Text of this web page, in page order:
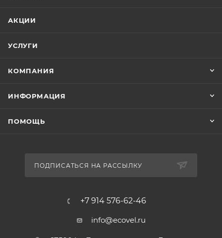
АКЦИИ
УСЛУГИ
КОМПАНИЯ
ИНФОРМАЦИЯ
ПОМОЩЬ
ПОДПИСАТЬСЯ НА РАССЫЛКУ
+7 914 576-62-46
info@ecovel.ru